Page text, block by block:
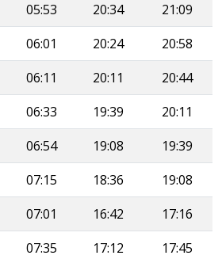
05:53 20:34
21:09
06:01 20:24
20:58
06:11 20:11
20:44
06:33 19:39
20:11
06:54 19:08
19:39
07:15 18:36
19:08
07:01 16:42
17:16
07:35 17:12 17:45